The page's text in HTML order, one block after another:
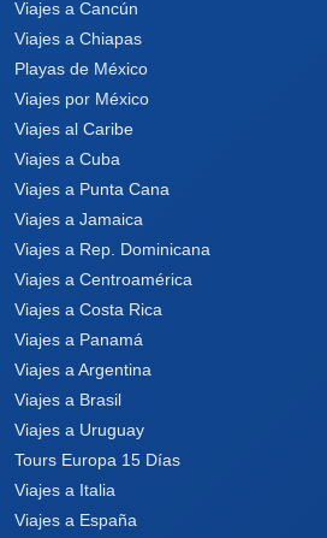
Viajes a Cancún
Viajes a Chiapas
Playas de México
Viajes por México
Viajes al Caribe
Viajes a Cuba
Viajes a Punta Cana
Viajes a Jamaica
Viajes a Rep. Dominicana
Viajes a Centroamérica
Viajes a Costa Rica
Viajes a Panamá
Viajes a Argentina
Viajes a Brasil
Viajes a Uruguay
Tours Europa 15 Días
Viajes a Italia
Viajes a España